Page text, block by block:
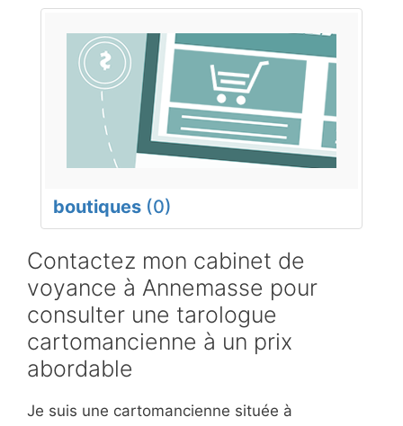
boutiques (0)
Contactez mon cabinet de
voyance à Annemasse pour
consulter une tarologue
cartomancienne à un prix
abordable
Je suis une cartomancienne située à